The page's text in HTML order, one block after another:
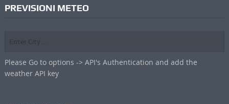
PREVISIONI METEO
Please Go to options -> API's Authentication and add the
weather API key